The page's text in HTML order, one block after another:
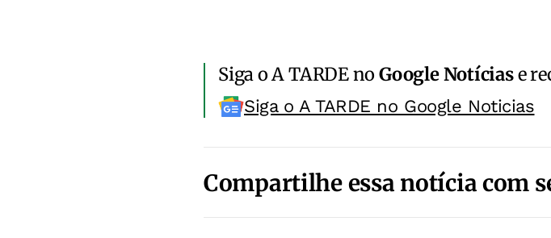
Siga o A TARDE noGoogle Notíciase
Siga o A TARDE no Google Noticias
Compartilhe essa notícia com